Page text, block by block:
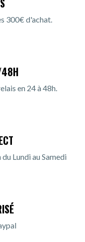
300€ d'achat.
en 24 à 48h.
Lundi au Samedi